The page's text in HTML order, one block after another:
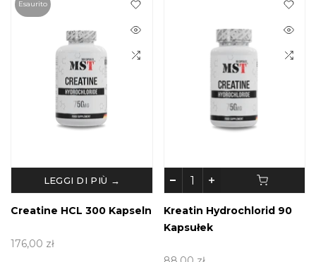
Esaurito
LEGGI DI PIÙ →
Creatine HCL 300 Kapseln
176,00 zł
Kreatin Hydrochlorid 90
Kapsułek